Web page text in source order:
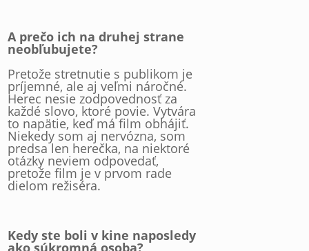
A prečo ich na druhej strane
neobľubujete?
Pretože stretnutie s publikom je
príjemné, ale aj veľmi náročné.
Herec nesie zodpovednosť za
každé slovo, ktoré povie. Vytvára
to napätie, keď má film obhájiť.
Niekedy som aj nervózna, som
predsa len herečka, na niektoré
otázky neviem odpovedať,
pretože film je v prvom rade
dielom režiséra.
Kedy ste boli v kine naposledy
ako súkromná osoba?